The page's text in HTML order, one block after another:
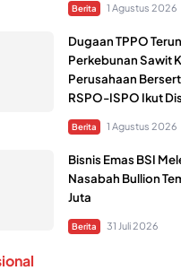
Berita 1 Agustus 2026
Dugaan TPPO
Perkebunan Sawit
Perusahaan
RSPO-ISPO Ikut
Berita 1 Agustus 2026
Bisnis Emas BSI
Nasabah Bullion
Juta
Berita 31 Juli 2026